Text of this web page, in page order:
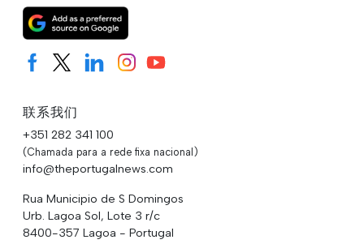
联系我们
+351 282 341 100
(Chamada para a rede fixa nacional)
info@theportugalnews.com
Rua Municipio de S Domingos
Urb. Lagoa Sol, Lote 3 r/c
8400-357 Lagoa - Portugal